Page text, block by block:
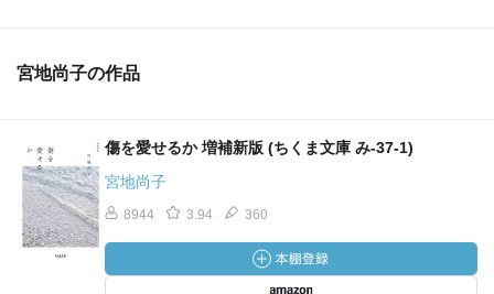
宮地尚子の作品
傷を愛せるか 増補新版 (ちくま文庫 み-37-1)
宮地尚子
8944 3.94 360